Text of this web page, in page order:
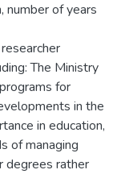
number of years
The Ministry
for
in the
in education,
of managing
degrees rather